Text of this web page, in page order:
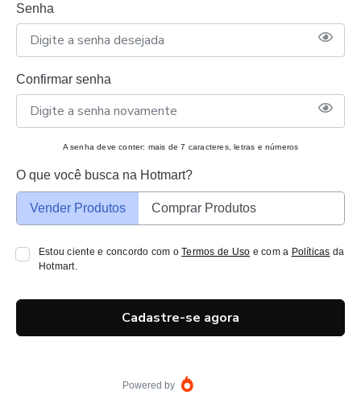
Senha
Confirmar senha
A senha deve conter: mais de 7 caracteres, letras e números
O que você busca na Hotmart?
Vender Produtos Comprar Produtos
Estou ciente e concordo com oTermos de Uso e com a Políticas da
Hotmart.
Cadastre-se agora
Powered by